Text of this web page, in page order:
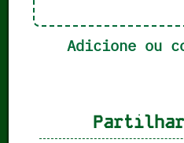
Adicione ou
Partilhar